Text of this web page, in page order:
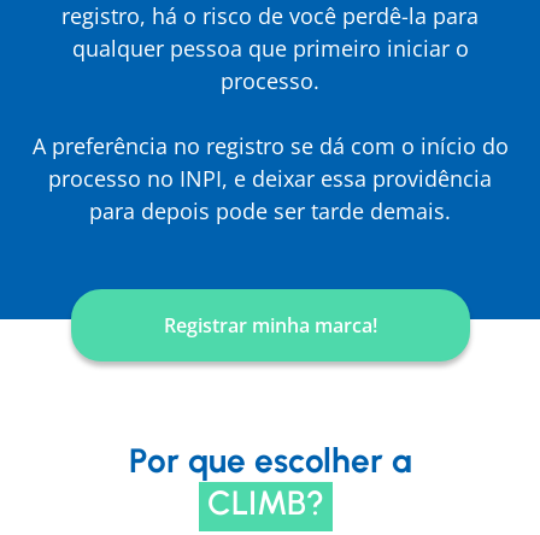
registro, há o risco de você perdê-la para
qualquer pessoa que primeiro iniciar o
processo.
A preferência no registro se dá com o início do
processo no INPI, e deixar essa providência
para depois pode ser tarde demais.
Registrar minha marca!
Por que escolher a
CLIMB?